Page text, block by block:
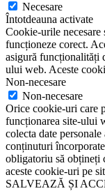
Necesare
Întotdeauna activate
Cookie-urile necesare
funcționeze corect.
asigură funcționalități
ului web. Aceste
Non-necesare
Non-necesare
Orice cookie-uri care
funcționarea site-ului
colecta date
conținuturi
obligatoriu să obțineți
aceste cookie-uri pe
SALVEAZĂ ȘI